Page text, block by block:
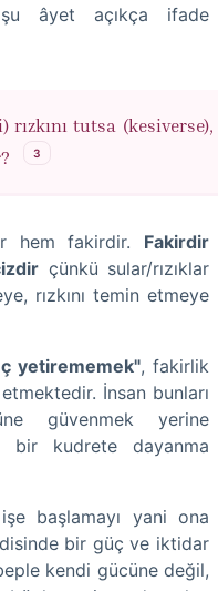
âyet açıkça ifade
tutsa
3
hem fakirdir. Fakirdir
çünkü sular/rızıklar
rızkını temin etmeye
yetirememek", fakirlik
İnsan bunları
güvenmek yerine
bir kudrete dayanma
başlamayı yani ona
bir güç ve iktidar
kendi gücüne değil,